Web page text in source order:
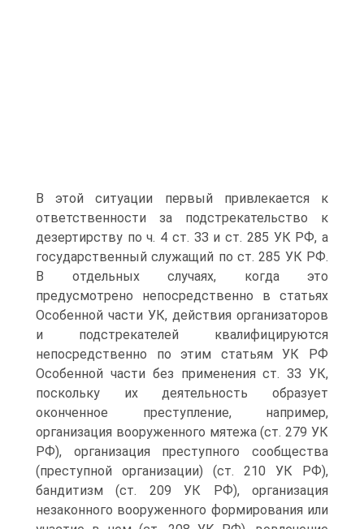
В этой ситуации первый привлекается к
ответственности за подстрекательство к
дезертирству по ч. 4 ст. ЗЗ и ст. 285 УК РФ, а
государственный служащий по ст. 285 УК РФ.
В отдельных случаях, когда это
предусмотрено непосредственно в статьях
Особенной части УК, действия организаторов
и подстрекателей квалифицируются
непосредственно по этим статьям УК РФ
Особенной части без применения ст. ЗЗ УК,
поскольку их деятельность образует
оконченное преступление, например,
организация вооруженного мятежа (ст. 279 УК
РФ), организация преступного сообщества
(преступной организации) (ст. 210 УК РФ),
бандитизм (ст. 209 УК РФ), организация
незаконного вооруженного формирования или